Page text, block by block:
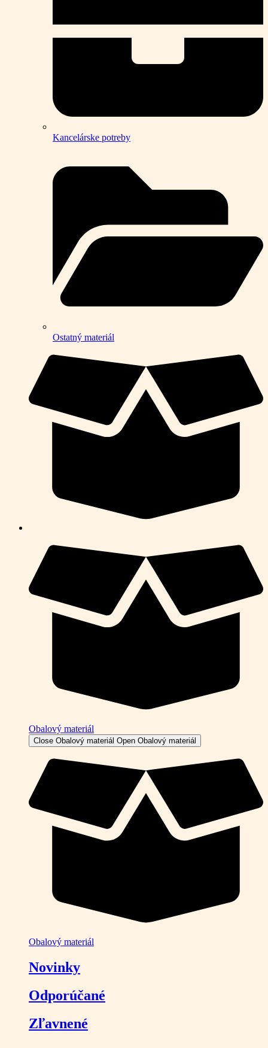
Kancelárske potreby
Ostatný materiál
Obalový materiál
Close Obalový materiál Open Obalový materiál
Obalový materiál
Novinky
Odporúčané
Zľavnené